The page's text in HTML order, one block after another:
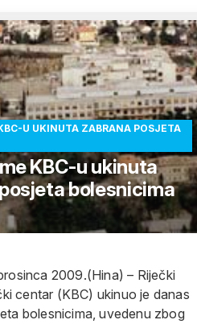
U UKINUTA ZABRANA POSJETA
KBC-u ukinuta
bolesnicima
2009.(Hina) – Riječki
centar (KBC) ukinuo je danas
bolesnicima, uvedenu zbog